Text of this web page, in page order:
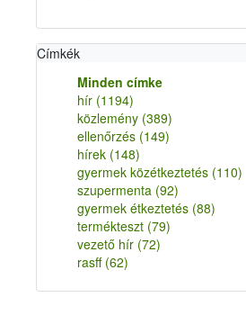
Címkék
Minden címke
hír (1194)
közlemény (389)
ellenőrzés (149)
hírek (148)
gyermek közétkeztetés (110)
szupermenta (92)
gyermek étkeztetés (88)
termékteszt (79)
vezető hír (72)
rasff (62)